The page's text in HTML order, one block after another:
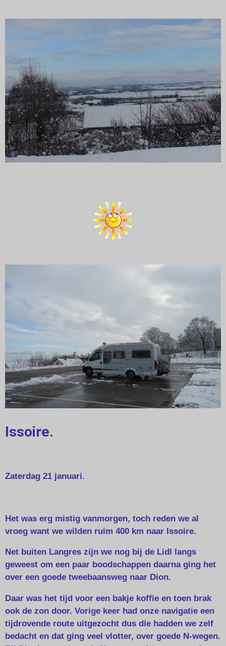
Issoire.
Zaterdag 21 januari.
Het was erg mistig vanmorgen, toch reden we al
vroeg want we wilden ruim 400 km naar Issoire.
Net buiten Langres zijn we nog bij de Lidl langs
geweest om een paar boodschappen daarna ging het
over een goede tweebaansweg naar Dion.
Daar was het tijd voor een bakje koffie en toen brak
ook de zon door. Vorige keer had onze navigatie een
tijdrovende route uitgezocht dus die hadden we zelf
bedacht en dat ging veel vlotter, over goede N-wegen.